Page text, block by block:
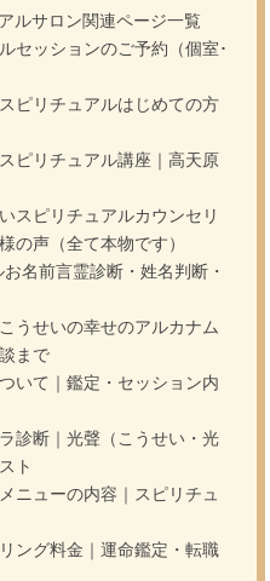
ルサロン関連ページ一覧
セッションのご予約（個室･
ピリチュアルはじめての方
ピリチュアル講座｜高天原
スピリチュアルカウンセリ
の声（全て本物です）
名前言霊診断・姓名判断・
うせいの幸せのアルカナム
まで
いて｜鑑定・セッション内
診断｜光聲（こうせい・光
ト
ニューの内容｜スピリチュ
ング料金｜運命鑑定・転職